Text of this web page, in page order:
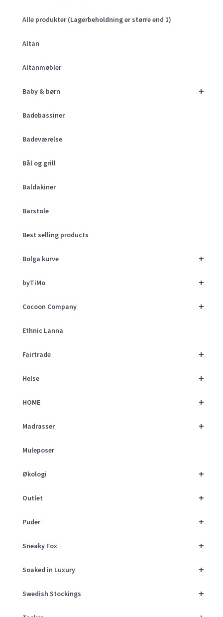
Alle produkter (Lagerbeholdning er større end 1)
Altan
Altanmøbler
+
Baby & børn
Badebassiner
Badeværelse
Bål og grill
Baldakiner
Barstole
Best selling products
+
Bolga kurve
+
byTiMo
+
Cocoon Company
Ethnic Lanna
+
Fairtrade
+
Helse
+
HOME
+
Madrasser
Muleposer
+
Økologi
+
Outlet
+
Puder
+
Sneaky Fox
+
Soaked in Luxury
+
Swedish Stockings